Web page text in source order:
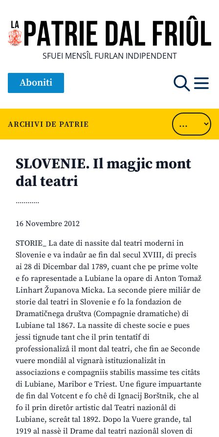
SFUEI MENSÎL FURLAN INDIPENDENT
Aboniti
ARCHIVI DE PATRIE
SLOVENIE. Il magjic mont
dal teatri
............
16 Novembre 2012
STORIE_ La date di nassite dal teatri moderni in
Slovenie e va indaûr ae fin dal secul XVIII, di precîs
ai 28 di Dicembar dal 1789, cuant che pe prime volte
e fo rapresentade a Lubiane la opare di Anton Tomaž
Linhart Županova Micka. La seconde piere miliâr de
storie dal teatri in Slovenie e fo la fondazion de
Dramatičnega društva (Compagnie dramatiche) di
Lubiane tal 1867. La nassite di cheste socie e pues
jessi tignude tant che il prin tentatîf di
professionalizâ il mont dal teatri, che fin ae Seconde
vuere mondiâl al vignarà istituzionalizât in
associazions e compagniis stabilis massime tes citâts
di Lubiane, Maribor e Triest. Une figure impuartante
de fin dal Votcent e fo chê di Ignacij Borštnik, che al
fo il prin diretôr artistic dal Teatri nazionâl di
Lubiane, screât tal 1892. Dopo la Vuere grande, tal
1919 al nassè il Drame dal teatri nazionâl sloven di